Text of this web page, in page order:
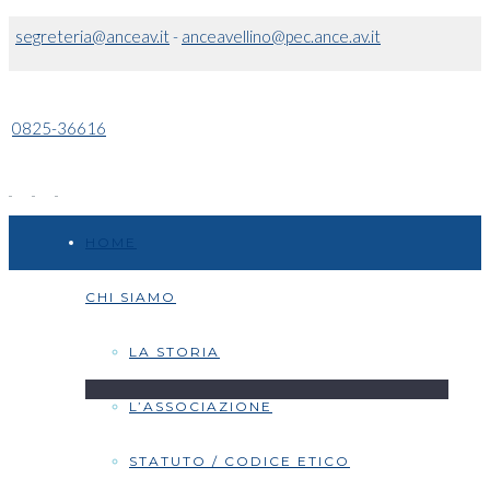
segreteria@anceav.it- anceavellino@pec.ance.av.it
0825-36616
CHI SIAMO
LA STORIA
L’ASSOCIAZIONE
STATUTO / CODICE ETICO